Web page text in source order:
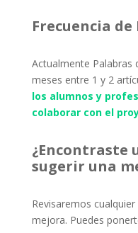
Frecuencia
Actualmente Palabras
meses entre 1 y 2
los alumnos y
colaborar con el
¿Encontraste
sugerir una
Revisaremos
mejora. Puedes